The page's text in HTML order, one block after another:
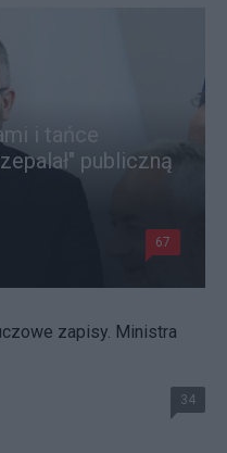
i tańce
publiczną
67
zapisy. Ministra
34